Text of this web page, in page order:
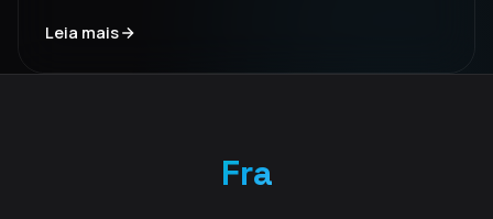
um drop hino, pensada para quem escolhe retomar
Leia mais
Fra